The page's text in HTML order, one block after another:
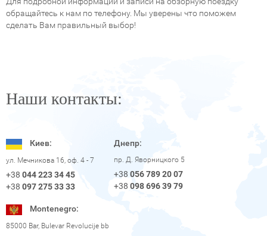
обращайтесь к нам по телефону. Мы уверены что поможем
сделать Вам правильный выбор!
Наши контакты:
Киев:
ул. Мечникова 16, оф. 4 - 7
+38 044 223 34 45
+38 097 275 33 33
Днепр:
пр. Д. Яворницкого 5
+38 056 789 20 07
+38 098 696 39 79
Montenegro:
85000 Bar, Bulevar Revolucije bb